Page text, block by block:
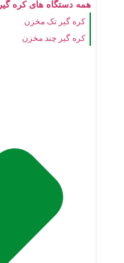
همه دستگاه های کره گیر
کره گیر تک مخزن
کره گیر چند مخزن